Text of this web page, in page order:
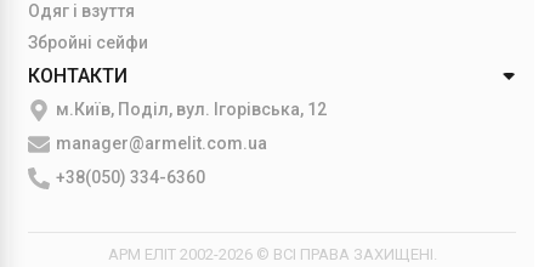
Одяг і взуття
Збройні сейфи
КОНТАКТИ
м.Київ, Поділ, вул. Ігорівська, 12
manager@armelit.com.ua
+38(050) 334-6360
АРМ ЕЛІТ 2002-2026 © ВСІ ПРАВА ЗАХИЩЕНІ.